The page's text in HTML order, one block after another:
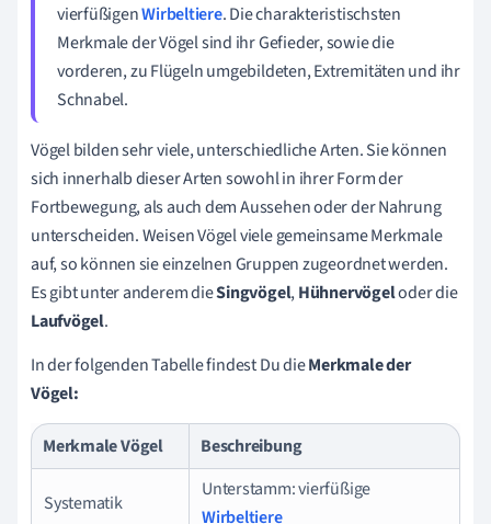
vierfüßigenWirbeltiere. Die charakteristischsten
Merkmale der Vögel sind ihr Gefieder, sowie die
vorderen, zu Flügeln umgebildeten, Extremitäten und ihr
Schnabel.
Vögel bilden sehr viele, unterschiedliche Arten. Sie können
sich innerhalb dieser Arten sowohl in ihrer Form der
Fortbewegung, als auch dem Aussehen oder der Nahrung
unterscheiden. Weisen Vögel viele gemeinsame Merkmale
auf, so können sie einzelnen Gruppen zugeordnet werden.
Es gibt unter anderem dieSingvögel,Hühnervögeloder die
Laufvögel.
In der folgenden Tabelle findest Du dieMerkmale der
Vögel:
Merkmale Vögel Beschreibung
Systematik
Unterstamm: vierfüßige
Wirbeltiere